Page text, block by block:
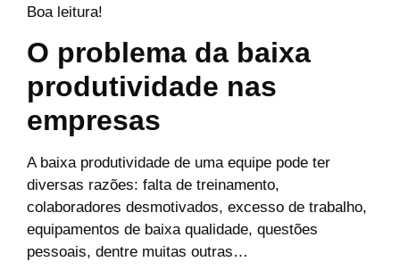
Boa leitura!
O problema da baixa
produtividade nas
empresas
A baixa produtividade de uma equipe pode ter
diversas razões: falta de treinamento,
colaboradores desmotivados, excesso de trabalho,
equipamentos de baixa qualidade, questões
pessoais, dentre muitas outras…